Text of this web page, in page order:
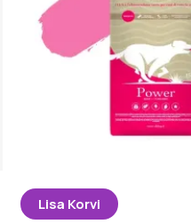
Lisa Korvi